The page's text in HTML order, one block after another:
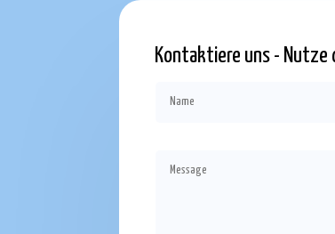
Kontaktiere uns -